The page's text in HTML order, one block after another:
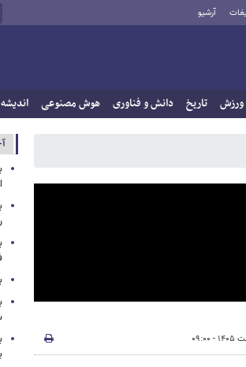
آرشیو
ورزش تاریخ دانش و فناوری هوش مصنوعی اندیشه